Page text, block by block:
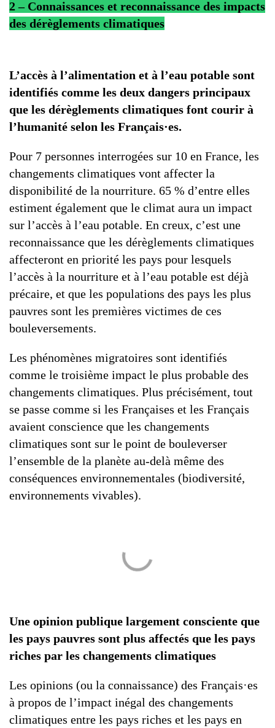
2 – Connaissances et reconnaissance des impacts
des dérèglements climatiques
L’accès à l’alimentation et à l’eau potable sont
identifiés comme les deux dangers principaux
que les dérèglements climatiques font courir à
l’humanité selon les Français·es.
Pour 7 personnes interrogées sur 10 en France, les
changements climatiques vont affecter la
disponibilité de la nourriture. 65 % d’entre elles
estiment également que le climat aura un impact
sur l’accès à l’eau potable. En creux, c’est une
reconnaissance que les dérèglements climatiques
affecteront en priorité les pays pour lesquels
l’accès à la nourriture et à l’eau potable est déjà
précaire, et que les populations des pays les plus
pauvres sont les premières victimes de ces
bouleversements.
Les phénomènes migratoires sont identifiés
comme le troisième impact le plus probable des
changements climatiques. Plus précisément, tout
se passe comme si les Françaises et les Français
avaient conscience que les changements
climatiques sont sur le point de bouleverser
l’ensemble de la planète au-delà même des
conséquences environnementales (biodiversité,
environnements vivables).
Une opinion publique largement consciente que
les pays pauvres sont plus affectés que les pays
riches par les changements climatiques
Les opinions (ou la connaissance) des Français·es
à propos de l’impact inégal des changements
climatiques entre les pays riches et les pays en